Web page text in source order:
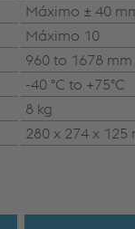
Máximo ± 40
Máximo 10
960 to 1678 mm
-40 °C to +75°C
8 kg
280 x 274 x 125